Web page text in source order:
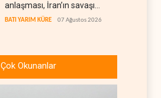
anlaşması, İran’ın savaşı
kazandığını gösteriyor
BATI YARIM KÜRE 07 Ağustos 2026
değiştirecek yeni askeri
denklem
Çok Okunanlar